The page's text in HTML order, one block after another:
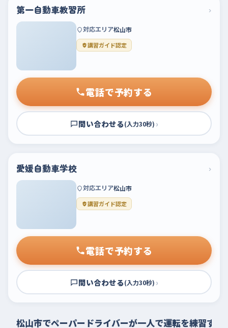
第一自動車教習所 ›
対応エリア松山市
講習ガイド認定
電話で予約する
問い合わせる(入力30秒) ›
愛媛自動車学校 ›
対応エリア松山市
講習ガイド認定
電話で予約する
問い合わせる(入力30秒) ›
松山市でペーパードライバーが一人で運転を練習する